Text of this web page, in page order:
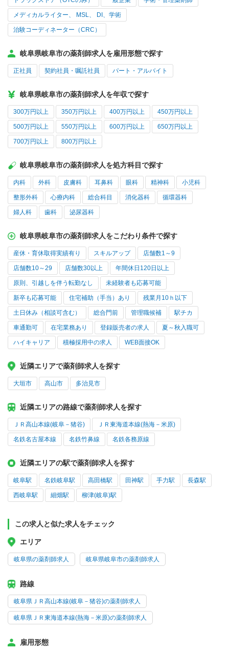
メディカルライター、 MSL、 DI、学術
治験コーディネーター（CRC）
岐阜県岐阜市の薬剤師求人を雇用形態で探す
正社員 契約社員・嘱託社員 パート・アルバイト
岐阜県岐阜市の薬剤師求人を年収で探す
300万円以上 350万円以上 400万円以上 450万円以上
500万円以上 550万円以上 600万円以上 650万円以上
700万円以上 800万円以上
岐阜県岐阜市の薬剤師求人を処方科目で探す
内科 外科 皮膚科 耳鼻科 眼科 精神科 小児科
整形外科 心療内科 総合科目 消化器科 循環器科
婦人科 歯科 泌尿器科
岐阜県岐阜市の薬剤師求人をこだわり条件で探す
産休・育休取得実績有り スキルアップ 店舗数1～9
店舗数10～29 店舗数30以上 年間休日120日以上
原則、引越しを伴う転勤なし 未経験者も応募可能
新卒も応募可能 住宅補助（手当）あり 残業月10ｈ以下
土日休み（相談可含む） 総合門前 管理職候補 駅チカ
車通勤可 在宅業務あり 登録販売者の求人 夏～秋入職可
ハイキャリア 積極採用中の求人 WEB面接OK
近隣エリアで薬剤師求人を探す
大垣市 高山市 多治見市
近隣エリアの路線で薬剤師求人を探す
ＪＲ高山本線(岐阜－猪谷) ＪＲ東海道本線(熱海－米原)
名鉄名古屋本線 名鉄竹鼻線 名鉄各務原線
近隣エリアの駅で薬剤師求人を探す
岐阜駅 名鉄岐阜駅 高田橋駅 田神駅 手力駅 長森駅
西岐阜駅 細畑駅 柳津(岐阜)駅
この求人と似た求人をチェック
エリア
岐阜県の薬剤師求人 岐阜県岐阜市の薬剤師求人
路線
岐阜県ＪＲ高山本線(岐阜－猪谷)の薬剤師求人
岐阜県ＪＲ東海道本線(熱海－米原)の薬剤師求人
雇用形態